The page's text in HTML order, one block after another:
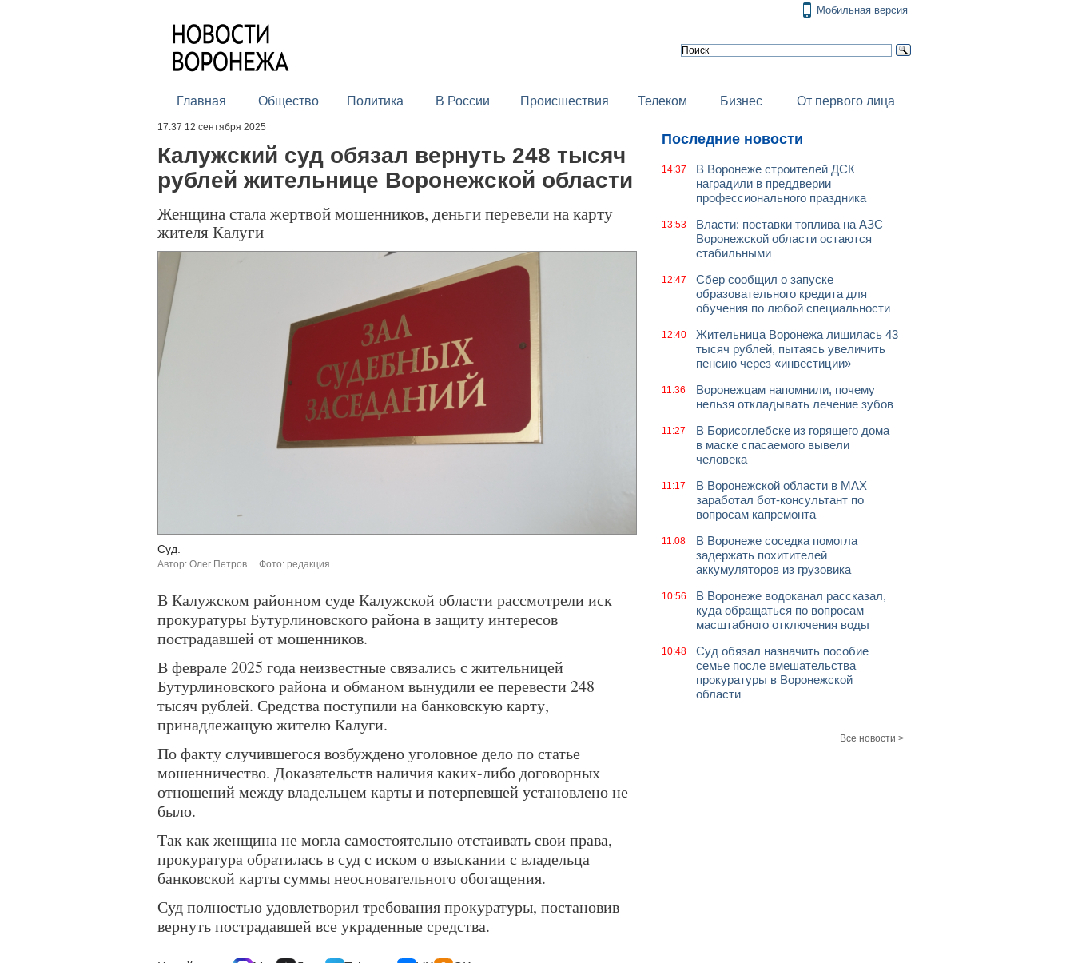
Мобильная версия
Главная Общество Политика В России Происшествия Телеком Бизнес От первого лица
17:37 12 сентября 2025
Калужский суд обязал вернуть 248 тысяч
рублей жительнице Воронежской области
Женщина стала жертвой мошенников, деньги перевели на карту
жителя Калуги
Суд.
Автор: Олег Петров. Фото: редакция.
В Калужском районном суде Калужской области рассмотрели иск
прокуратуры Бутурлиновского района в защиту интересов
пострадавшей от мошенников.
В феврале 2025 года неизвестные связались с жительницей
Бутурлиновского района и обманом вынудили ее перевести 248
тысяч рублей. Средства поступили на банковскую карту,
принадлежащую жителю Калуги.
По факту случившегося возбуждено уголовное дело по статье
мошенничество. Доказательств наличия каких-либо договорных
отношений между владельцем карты и потерпевшей установлено не
было.
Так как женщина не могла самостоятельно отстаивать свои права,
прокуратура обратилась в суд с иском о взыскании с владельца
банковской карты суммы неосновательного обогащения.
Суд полностью удовлетворил требования прокуратуры, постановив
вернуть пострадавшей все украденные средства.
Последние новости
14:37
В Воронеже строителей ДСК
наградили в преддверии
профессионального праздника
13:53
Власти: поставки топлива на АЗС
Воронежской области остаются
стабильными
12:47
Сбер сообщил о запуске
образовательного кредита для
обучения по любой специальности
12:40
Жительница Воронежа лишилась 43
тысяч рублей, пытаясь увеличить
пенсию через «инвестиции»
11:36
Воронежцам напомнили, почему
нельзя откладывать лечение зубов
11:27
В Борисоглебске из горящего дома
в маске спасаемого вывели
человека
11:17
В Воронежской области в МАХ
заработал бот-консультант по
вопросам капремонта
11:08
В Воронеже соседка помогла
задержать похитителей
аккумуляторов из грузовика
10:56
В Воронеже водоканал рассказал,
куда обращаться по вопросам
масштабного отключения воды
10:48
Суд обязал назначить пособие
семье после вмешательства
прокуратуры в Воронежской
области
Все новости >